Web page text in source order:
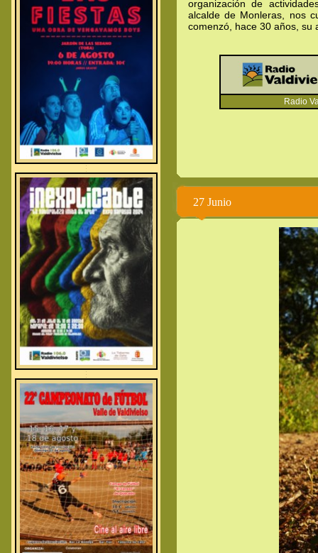
.
.
.
.
.
.
organización de
alcalde de Monleras, nos
comenzó, hace 30 años, su
Radio
27 Junio